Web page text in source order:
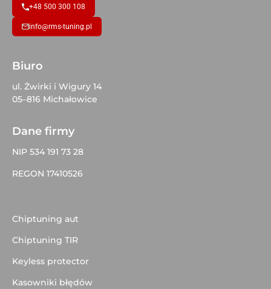
+48 500 300 108
info@rms-tuning.pl
Biuro
ul. Żwirki i Wigury 14
05–816 Michałowice
Dane firmy
NIP 534 191 73 28
REGON 17410526
Chiptuning aut
Chiptuning TIR
Keyless protector
Kasowniki błędów